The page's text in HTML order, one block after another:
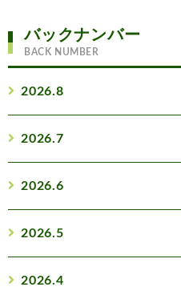
バックナンバー
BACK NUMBER
2026.8
2026.7
2026.6
2026.5
2026.4